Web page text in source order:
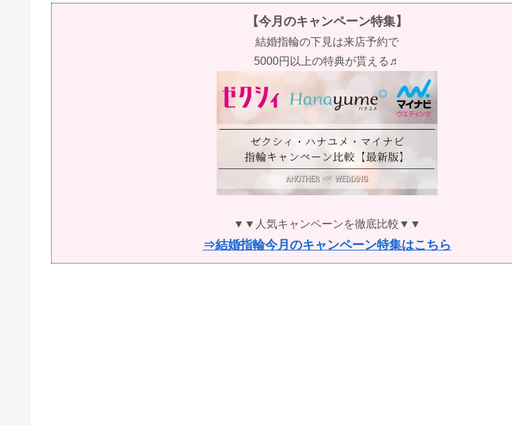
【今月のキャンペーン特集】
結婚指輪の下見は来店予約で
5000円以上の特典が貰える♬
▼▼人気キャンペーンを徹底比較▼▼
⇒結婚指輪今月のキャンペーン特集はこちら